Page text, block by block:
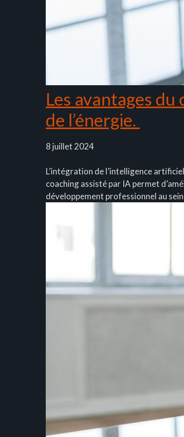
Les avantages
de l’énergie.
8 juillet 2024
L’intégration de l’intelligence
coaching assisté par IA permet
développement professionnel au